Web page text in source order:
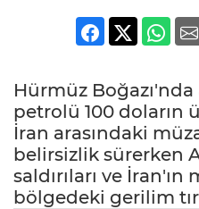
Hürmüz
petrolü 100 doların
İran arasındaki
belirsizlik sürerken
saldırıları ve
bölgedeki gerilim